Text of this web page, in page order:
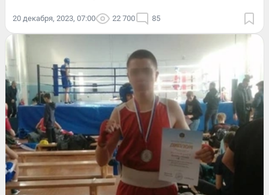
20 декабря, 2023, 07:00 22 700 85